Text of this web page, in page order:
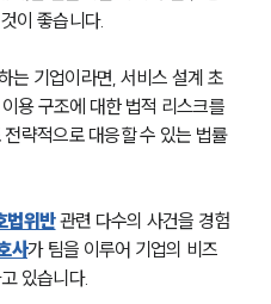
소리
륜
례
신동향
보
식인
기
이 좋습니다.
는 기업이라면, 서비스 설계 초
용 구조에 대한 법적 리스크를
략적으로 대응할 수 있는 법률
법위반 관련 다수의 사건을 경험
사가 팀을 이루어 기업의 비즈
있습니다.